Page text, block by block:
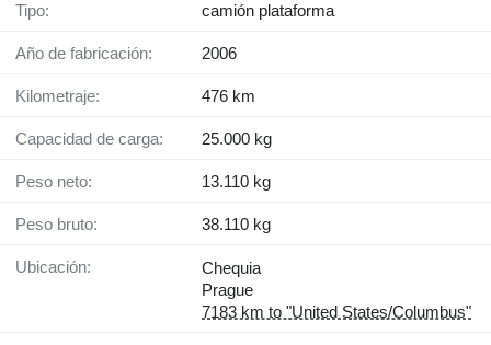
Tipo: camión plataforma
Año de fabricación: 2006
Kilometraje: 476 km
Capacidad de carga: 25.000 kg
Peso neto: 13.110 kg
Peso bruto: 38.110 kg
Ubicación:
Chequia
Prague
7183 km to "United States/Columbus"